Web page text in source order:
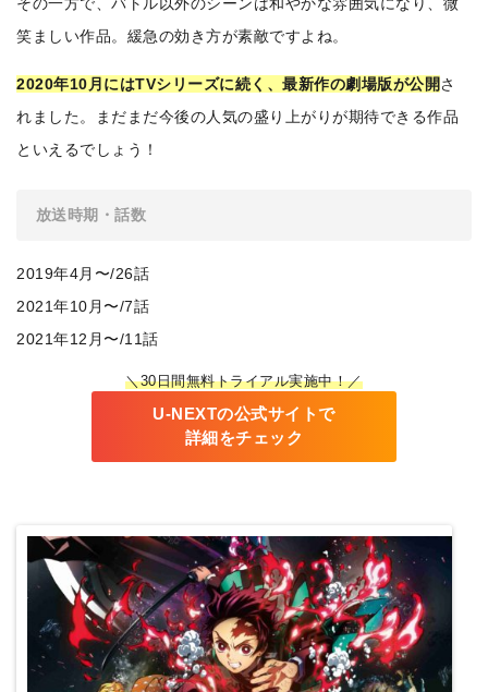
笑ましい作品。緩急の効き方が素敵ですよね。
2020年10月にはTVシリーズに続く、最新作の劇場版が公開さ
れました。まだまだ今後の人気の盛り上がりが期待できる作品
といえるでしょう！
放送時期・話数
2019年4月〜/26話
2021年10月〜/7話
2021年12月〜/11話
＼30日間無料トライアル実施中！／
U-NEXTの公式サイトで
詳細をチェック